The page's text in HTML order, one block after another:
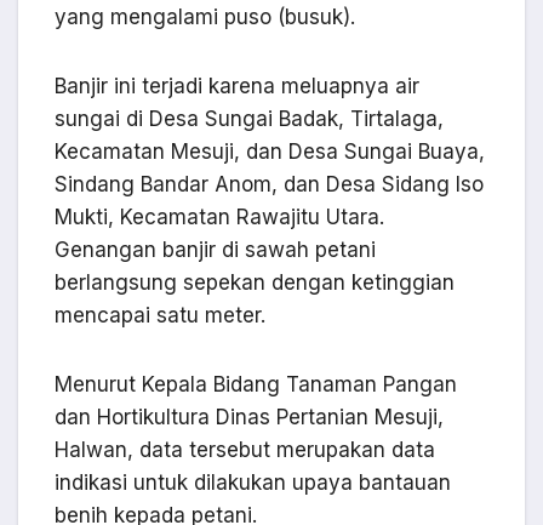
yang mengalami puso (busuk).
Banjir ini terjadi karena meluapnya air
sungai di Desa Sungai Badak, Tirtalaga,
Kecamatan Mesuji, dan Desa Sungai Buaya,
Sindang Bandar Anom, dan Desa Sidang Iso
Mukti, Kecamatan Rawajitu Utara.
Genangan banjir di sawah petani
berlangsung sepekan dengan ketinggian
mencapai satu meter.
Menurut Kepala Bidang Tanaman Pangan
dan Hortikultura Dinas Pertanian Mesuji,
Halwan, data tersebut merupakan data
indikasi untuk dilakukan upaya bantauan
benih kepada petani.